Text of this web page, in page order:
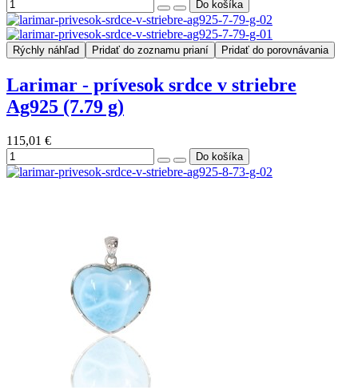
Rýchly náhľad Pridať do zoznamu prianí Pridať do porovnávania
Larimar - prívesok srdce v striebre
Ag925 (7.79 g)
115,01 €